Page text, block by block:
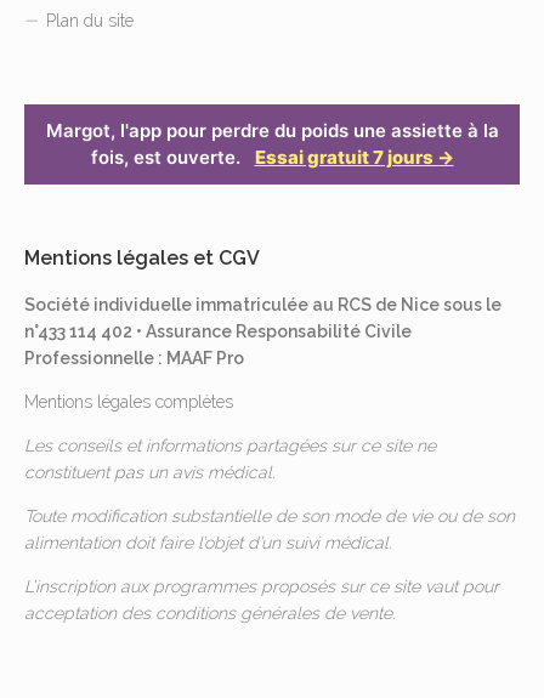
Plan du site
Margot, l'app pour perdre du poids une assiette à la
fois, est ouverte.
Essai gratuit 7 jours →
Mentions légales et CGV
Société individuelle immatriculée au RCS de Nice sous le
n°433 114 402 • Assurance Responsabilité Civile
Professionnelle : MAAF Pro
Mentions légales complètes
Les conseils et informations partagées sur ce site ne
constituent pas un avis médical.
Toute modification substantielle de son mode de vie ou de son
alimentation doit faire l’objet d’un suivi médical.
L’inscription aux programmes proposés sur ce site vaut pour
acceptation des conditions générales de vente.